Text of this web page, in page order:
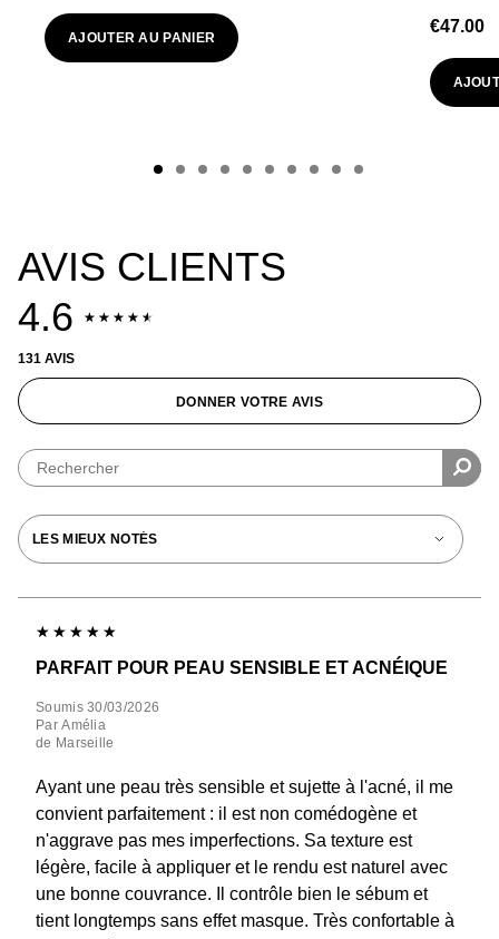
AJOUTER AU PANIER
€47.00
AVIS CLIENTS
4.6
131 AVIS
DONNER VOTRE AVIS
PARFAIT POUR PEAU SENSIBLE ET ACNÉIQUE
Soumis30/03/2026
Par Amélia
de Marseille
Ayant une peau très sensible et sujette à l'acné, il me
convient parfaitement : il est non comédogène et
n'aggrave pas mes imperfections. Sa texture est
légère, facile à appliquer et le rendu est naturel avec
une bonne couvrance. Il contrôle bien le sébum et
tient longtemps sans effet masque. Très confortable à